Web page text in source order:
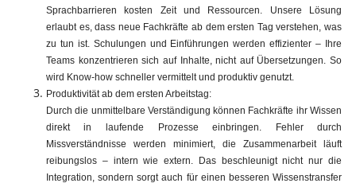
Sprachbarrieren kosten Zeit und Ressourcen. Unsere Lösung
erlaubt es, dass neue Fachkräfte ab dem ersten Tag verstehen, was
zu tun ist. Schulungen und Einführungen werden effizienter – Ihre
Teams konzentrieren sich auf Inhalte, nicht auf Übersetzungen. So
wird Know-how schneller vermittelt und produktiv genutzt.
Produktivität ab dem ersten Arbeitstag:
Durch die unmittelbare Verständigung können Fachkräfte ihr Wissen
direkt in laufende Prozesse einbringen. Fehler durch
Missverständnisse werden minimiert, die Zusammenarbeit läuft
reibungslos – intern wie extern. Das beschleunigt nicht nur die
Integration, sondern sorgt auch für einen besseren Wissenstransfer